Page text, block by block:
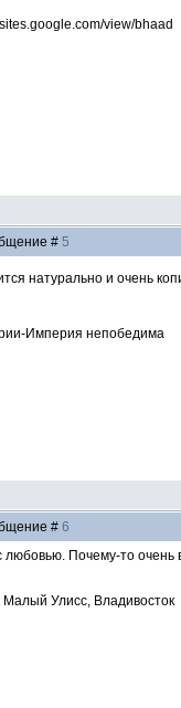
view/bhaad
# 5
натурально и очень
Империя непобедима
# 6
любовью. Почему-то
Малый Улисс, Владивосток